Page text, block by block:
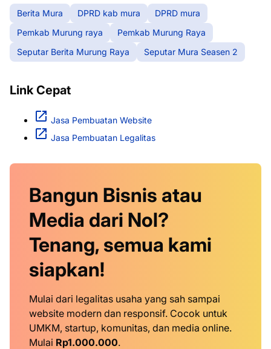
Berita Mura DPRD kab mura
DPRD mura
Pemkab Murung raya
Pemkab Murung Raya
Seputar Berita Murung Raya
Seputar Mura Seasen 2
Link Cepat
Jasa Pembuatan Website
Jasa Pembuatan Legalitas
Bangun Bisnis atau
Media dari Nol?
Tenang, semua kami
siapkan!
Mulai dari legalitas usaha yang sah sampai
website modern dan responsif. Cocok untuk
UMKM, startup, komunitas, dan media online.
Mulai Rp1.000.000.